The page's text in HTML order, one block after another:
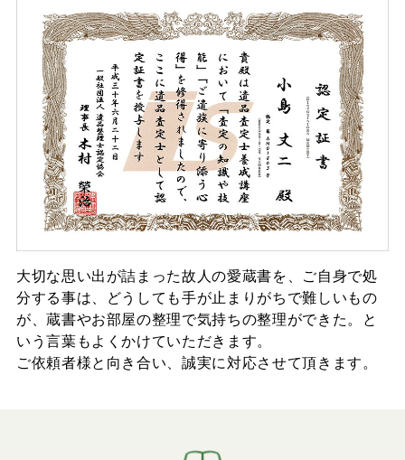
大切な思い出が詰まった故人の愛蔵書を、ご自身で処
分する事は、どうしても手が止まりがちで難しいもの
が、蔵書やお部屋の整理で気持ちの整理ができた。と
いう言葉もよくかけていただきます。
ご依頼者様と向き合い、誠実に対応させて頂きます。